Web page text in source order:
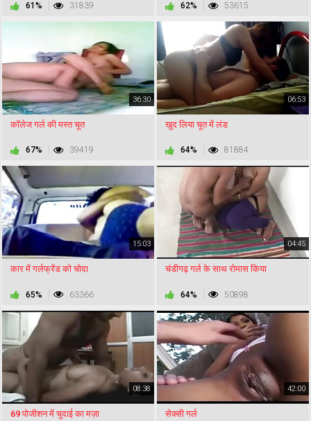
61% 31839 62% 53615
36:30
कॉलेज गर्ल की मस्त चूत
67% 39419
06:53
खुद लिया चूत में लंड
64% 81884
15:03
कार में गर्लफ्रेंड को चोदा
65% 63366
04:45
चंडीगढ़ गर्ल के साथ रोमास किया
64% 50898
08:38
69 पोजीशन में चुदाई का मज़ा
42:00
सेक्सी गर्ल